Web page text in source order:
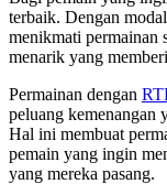
terbaik. Dengan
menikmati permainan
menarik yang
Permainan dengan
peluang kemenangan
Hal ini membuat
pemain yang ingin
yang mereka pasang.